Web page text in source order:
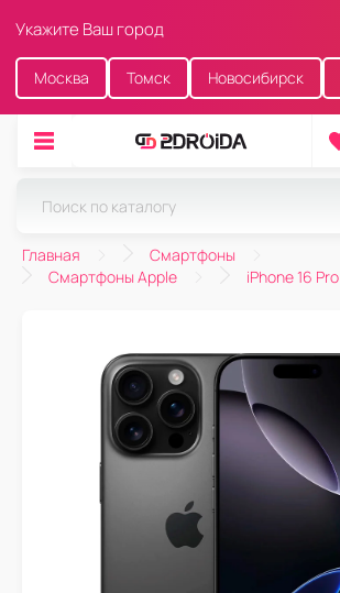
Укажите Ваш город
Москва Томск Новосибирск
Главная
Смартфоны
Смартфоны Apple
iPhone 16 Pro